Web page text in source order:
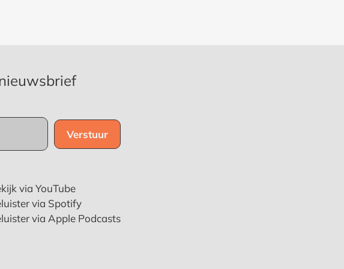
via YouTube
via Spotify
via Apple Podcasts